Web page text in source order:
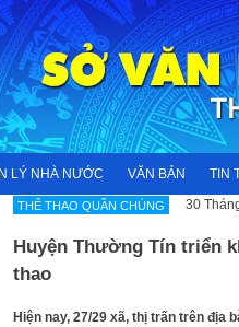
LÝ NHÀ NƯỚC VĂN BẢN TIN
THỂ THAO QUẦN CHÚNG 30
Huyện Thường Tín triển
thao
Hiện nay, 27/29 xã, thị trấn trên địa